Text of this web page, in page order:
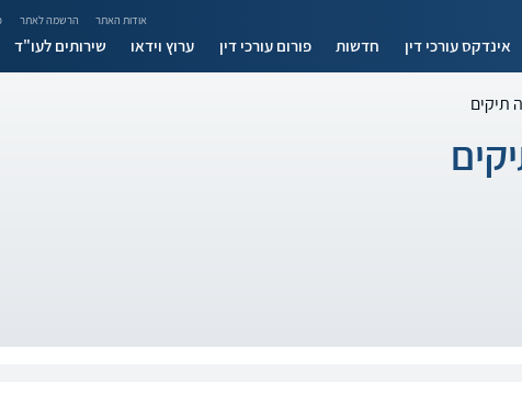
אודות האתר הרשמה לאתר
אינדקס עורכי דין חדשות פורום עורכי דין ערוץ וידאו שירותים לעו"ד
תיקים